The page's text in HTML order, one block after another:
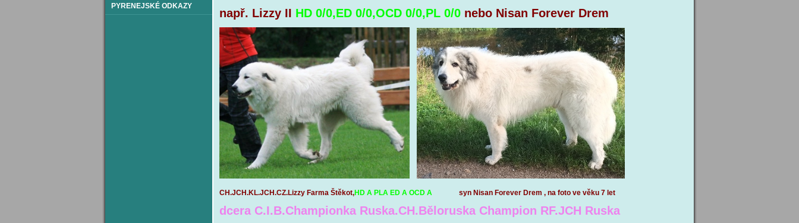
PYRENEJSKÉ ODKAZY
např. Lizzy II HD 0/0,ED 0/0,OCD 0/0,PL 0/0 nebo Nisan Forever Drem
CH.JCH.KL.JCH.CZ.Lizzy Farma Štěkot,HD A PLA ED A OCD A syn Nisan Forever Drem , na foto ve věku 7 let
dcera C.I.B.Championka Ruska.CH.Běloruska Champion RF.JCH Ruska